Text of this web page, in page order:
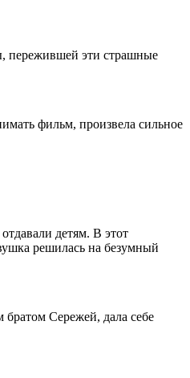
пережившей эти страшные
фильм, произвела сильное
детям. В этот
решилась на безумный
братом Сережей, дала себе